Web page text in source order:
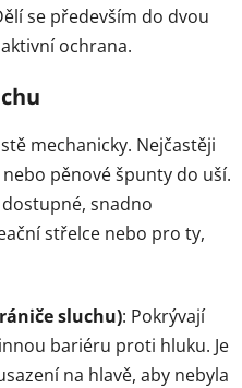
se především do dvou
ochrana.
mechanicky. Nejčastěji
pěnové špunty do uší.
snadno
střelce nebo pro ty,
sluchu): Pokrývají
bariéru proti hluku. Je
na hlavě, aby nebyla